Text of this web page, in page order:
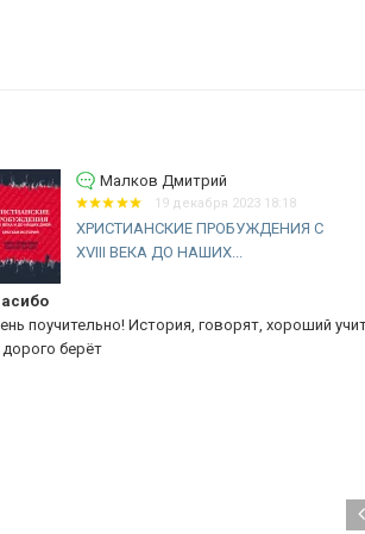
Малков Дмитрий
19 декабря 2023 18:18
ХРИСТИАНСКИЕ ПРОБУЖДЕНИЯ С
XVIII ВЕКА ДО НАШИХ...
поучительно! История, говорят, хороший
берёт